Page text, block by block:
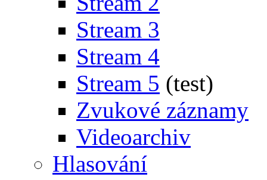
Stream 3
Stream 4
Stream 5 (test)
Zvukové záznamy
Videoarchiv
Hlasování